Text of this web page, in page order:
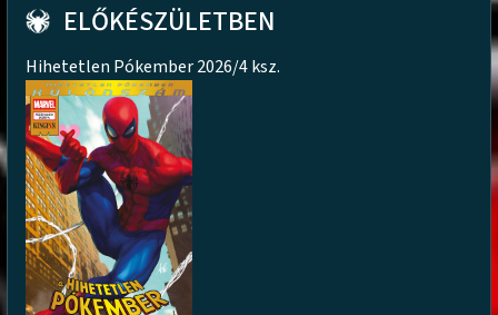
ELŐKÉSZÜLETBEN
Hihetetlen Pókember 2026/4 ksz.